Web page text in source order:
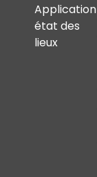
Application
état des
lieux